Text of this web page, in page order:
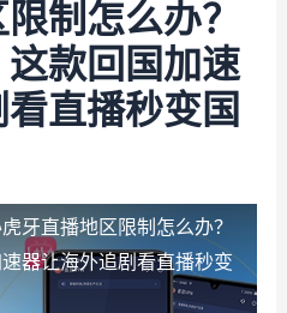
制怎么办？
款回国加速
直播秒变国
虎牙直播地区限制怎么办？
器让海外追剧看直播秒变